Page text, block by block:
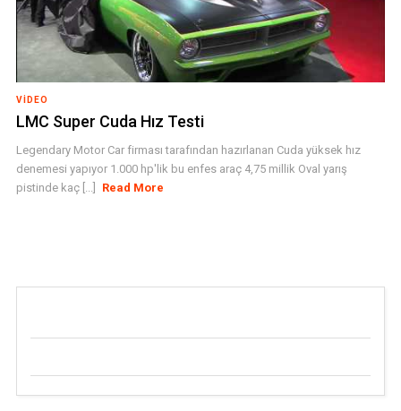
VIDEO
LMC Super Cuda Hız Testi
Legendary Motor Car firması tarafından hazırlanan Cuda yüksek hız
denemesi yapıyor 1.000 hp'lik bu enfes araç 4,75 millik Oval yarış
pistinde kaç [...]
Read More